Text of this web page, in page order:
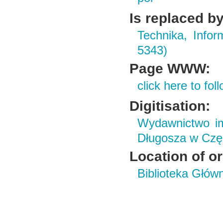
Is replaced
Technika,
5343)
Page WWW:
click here to
Digitisation:
Wydawnictwo
Długosza w
Location of
Biblioteka